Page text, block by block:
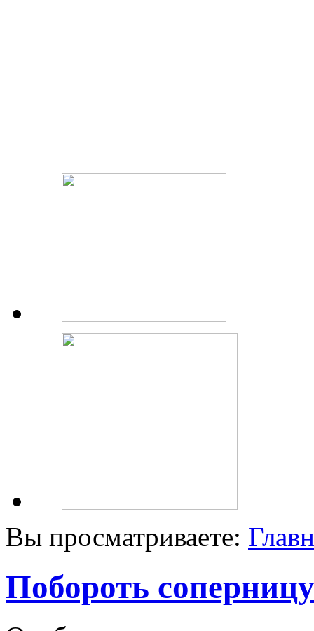
Вы просматриваете:
Побороть соперницу